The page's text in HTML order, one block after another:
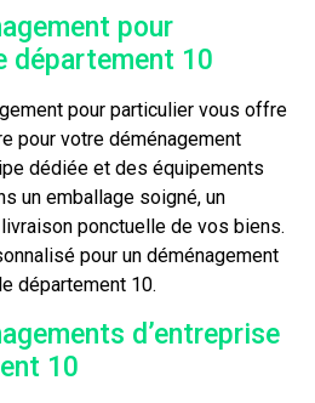
pour
département 10
pour particulier vous offre
pour votre déménagement
dédiée et des équipements
un emballage soigné, un
ponctuelle de vos biens.
pour un déménagement
département 10.
d’entreprise
10